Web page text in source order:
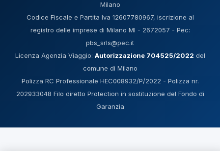
Milano
Codice Fiscale e Partita Iva 12607780967, iscrizione al
registro delle imprese di Milano MI - 2672057 - Pec:
pbs_srls@pec.it
Licenza Agenzia Viaggio: Autorizzazione 704525/2022 del
comune di Milano
Polizza RC Professionale HEC008932/P/2022 - Polizza nr.
202933048 Filo diretto Protection in sostituzione del Fondo di
Garanzia